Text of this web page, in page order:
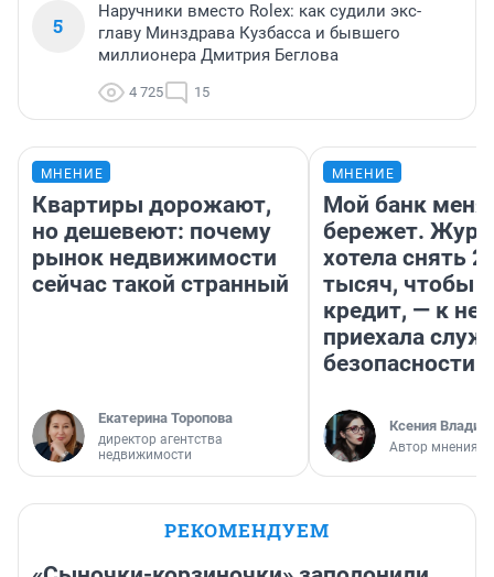
5
Наручники вместо Rolex: как судили экс-
главу Минздрава Кузбасса и бывшего
миллионера Дмитрия Беглова
4 725 15
МНЕНИЕ
Квартиры дорожают,
но дешевеют: почему
рынок недвижимости
сейчас такой странный
Екатерина Торопова
директор агентства
недвижимости
МНЕНИЕ
Мой банк меня
бережет.
хотела снять
тысяч, чтобы
кредит, — к
приехала
безопасности
Ксения
Автор мнения
РЕКОМЕНДУЕМ